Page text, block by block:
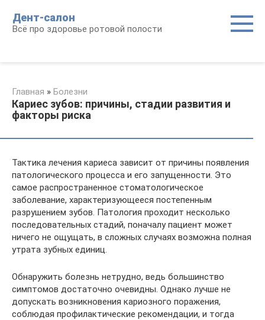
контенту
Дент-салон
Всё про здоровье ротовой полости
Главная » Болезни
Кариес зубов: причины, стадии развития и
факторы риска
Тактика лечения кариеса зависит от причины появления
патологического процесса и его запущенности. Это
самое распространенное стоматологическое
заболевание, характеризующееся постепенным
разрушением зубов. Патология проходит несколько
последовательных стадий, поначалу пациент может
ничего не ощущать, в сложных случаях возможна полная
утрата зубных единиц.
Обнаружить болезнь нетрудно, ведь большинство
симптомов достаточно очевидны. Однако лучше не
допускать возникновения кариозного поражения,
соблюдая профилактические рекомендации, и тогда